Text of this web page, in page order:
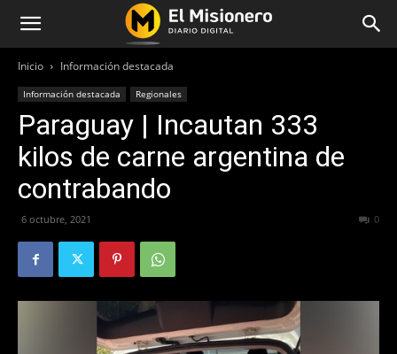
Inicio Información destacada
Información destacada Regionales
Paraguay | Incautan 333
kilos de carne argentina de
contrabando
6 octubre, 2021 0